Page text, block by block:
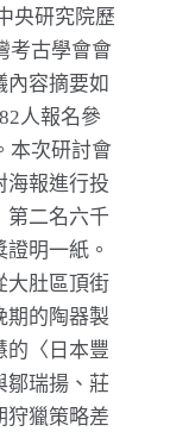
央研究院歷
考古學會會
內容摘要如
人報名參
本次研討會
海報進行投
第二名六千
明一紙。
大肚區頂街
期的陶器製
的〈日本豐
鄒瑞揚、莊
狩獵策略差